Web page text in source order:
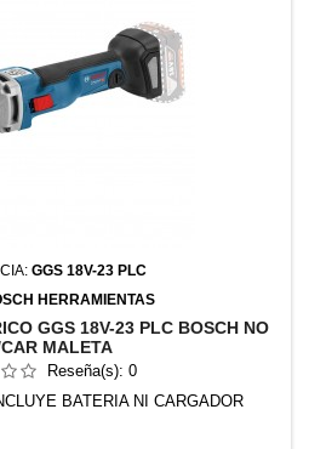
GGS 18V-23 PLC
HERRAMIENTAS
GGS 18V-23 PLC BOSCH NO
MALETA
Reseña(s): 0
BATERIA NI CARGADOR